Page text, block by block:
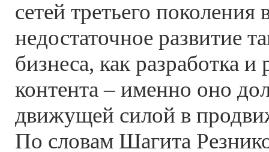
сетей третьего поколения
недостаточное развитие
бизнеса, как разработка и
контента – именно оно
движущей силой в
По словам Шагита